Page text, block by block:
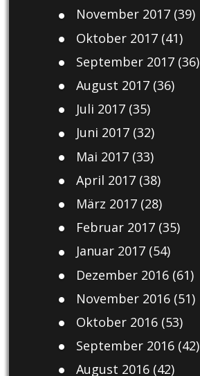
November 2017(39)
Oktober 2017(41)
September 2017(36)
August 2017(36)
Juli 2017(35)
Juni 2017(32)
Mai 2017(33)
April 2017(38)
März 2017(28)
Februar 2017(35)
Januar 2017(54)
Dezember 2016(61)
November 2016(51)
Oktober 2016(53)
September 2016(42)
August 2016(42)